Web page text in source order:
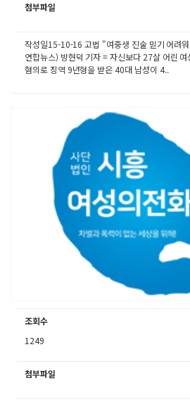
첨부파일
작성일15-10-16 고법 "여중생 진술 믿기 어려
연합뉴스) 방현덕 기자 = 자신보다 27살 어린
혐의로 징역 9년형을 받은 40대 남성이 4..
조회수
1249
첨부파일